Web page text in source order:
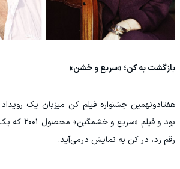
بازگشت به کن؛ «سریع و خشن»
هفتادونهمین جشنواره فیلم کن میزبان یک
بود و فیلم
رقم زد، در کن به نمایش درمی‌آید.